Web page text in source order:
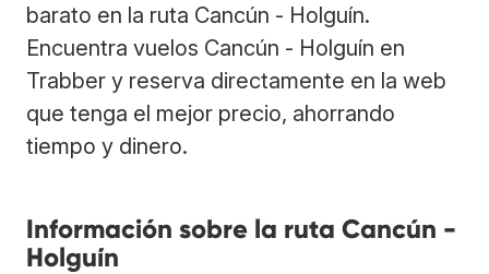
barato en la ruta Cancún - Holguín.
Encuentra vuelos Cancún - Holguín en
Trabber y reserva directamente en la web
que tenga el mejor precio, ahorrando
tiempo y dinero.
Información sobre la ruta Cancún -
Holguín